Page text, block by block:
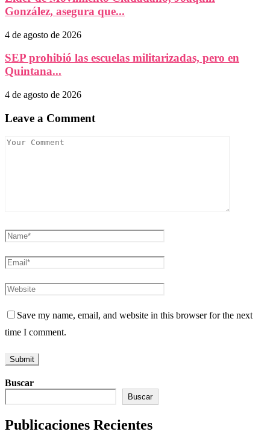
González, asegura que...
4 de agosto de 2026
SEP prohibió las escuelas militarizadas, pero en
Quintana...
4 de agosto de 2026
Leave a Comment
Save my name, email, and website in this browser for the next
time I comment.
Buscar
Buscar
Publicaciones Recientes